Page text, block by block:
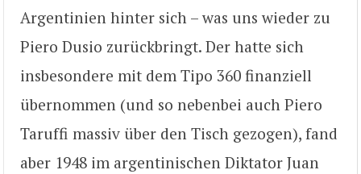
Argentinien hinter sich – was uns wieder zu
Piero Dusio zurückbringt. Der hatte sich
insbesondere mit dem Tipo 360 finanziell
übernommen (und so nebenbei auch Piero
Taruffi massiv über den Tisch gezogen), fand
aber 1948 im argentinischen Diktator Juan